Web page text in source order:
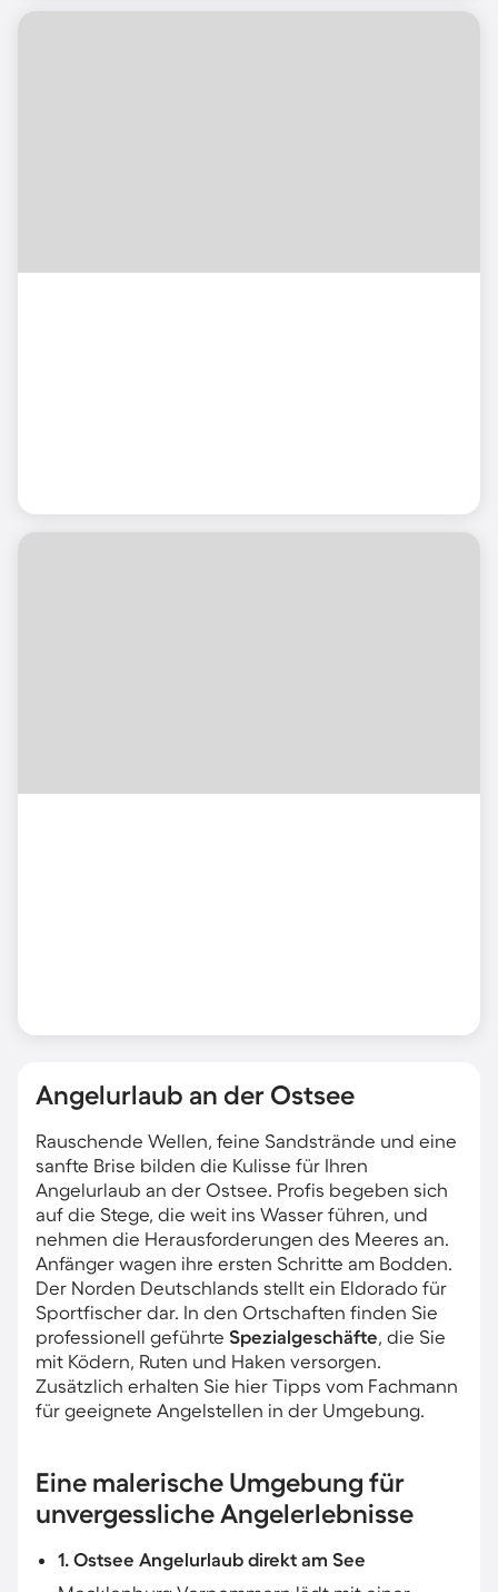
Angelurlaub an der Ostsee
Rauschende Wellen, feine Sandstrände und eine
sanfte Brise bilden die Kulisse für Ihren
Angelurlaub an der Ostsee. Profis begeben sich
auf die Stege, die weit ins Wasser führen, und
nehmen die Herausforderungen des Meeres an.
Anfänger wagen ihre ersten Schritte am Bodden.
Der Norden Deutschlands stellt ein Eldorado für
Sportfischer dar. In den Ortschaften finden Sie
professionell geführte Spezialgeschäfte, die Sie
mit Ködern, Ruten und Haken versorgen.
Zusätzlich erhalten Sie hier Tipps vom Fachmann
für geeignete Angelstellen in der Umgebung.
Eine malerische Umgebung für
unvergessliche Angelerlebnisse
1. Ostsee Angelurlaub direkt am See